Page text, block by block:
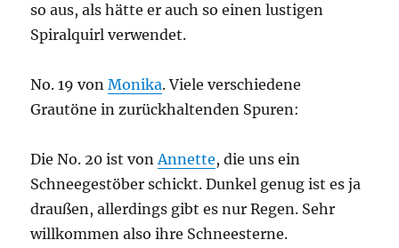
so aus, als hätte er auch so einen lustigen
Spiralquirl verwendet.
No. 19 vonMonika. Viele verschiedene
Grautöne in zurückhaltenden Spuren:
Die No. 20 ist vonAnnette, die uns ein
Schneegestöber schickt. Dunkel genug ist es ja
draußen, allerdings gibt es nur Regen. Sehr
willkommen also ihre Schneesterne.